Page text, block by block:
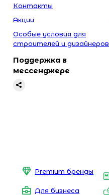
Контакты
Акции
Особые условия для
строителей и дизайнеров
Поддержка в
мессенджере
Premium бренды
Для бизнеса